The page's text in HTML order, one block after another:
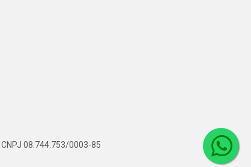
08.744.753/0003-85